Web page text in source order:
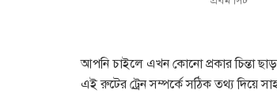
আপনি চাইলে এখন কোনো প্রকার চিন্তা
এই রুটের ট্রেন সম্পর্কে সঠিক তথ্য দিয়ে